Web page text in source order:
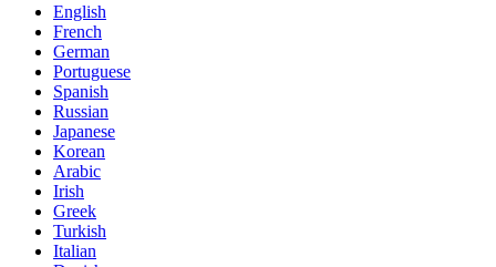
English
French
German
Portuguese
Spanish
Russian
Japanese
Korean
Arabic
Irish
Greek
Turkish
Italian